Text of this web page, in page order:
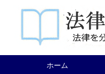
ホーム